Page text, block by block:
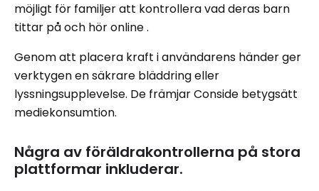
möjligt för familjer att kontrollera vad deras barn
tittar på och hör online .
Genom att placera kraft i användarens händer ger
verktygen en säkrare bläddring eller
lyssningsupplevelse. De främjar Conside betygsätt
mediekonsumtion.
Några av föräldrakontrollerna på stora
plattformar inkluderar.